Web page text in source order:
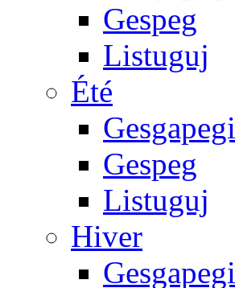
Gespeg
Listuguj
Été
Gespeg
Listuguj
Hiver